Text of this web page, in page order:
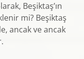
Beşiktaş’ın
mi? Beşiktaş
ancak ve ancak